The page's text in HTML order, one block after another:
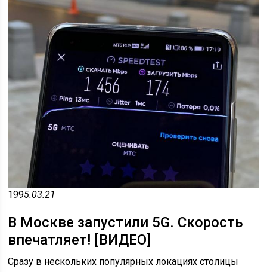
1995.03.21
В Москве запустили 5G. Скорость
впечатляет! [ВИДЕО]
Сразу в нескольких популярных локациях столицы